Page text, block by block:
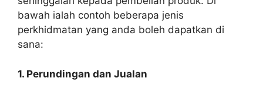
bawah ialah contoh beberapa jenis
perkhidmatan yang anda boleh dapatkan di
sana:
1. Perundingan dan Jualan